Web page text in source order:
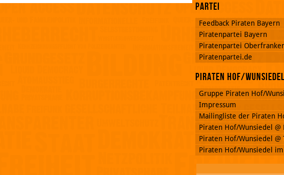
Partei
Feedback Piraten Bayern
Piratenpartei Bayern
Piratenpartei
Piratenpartei.de
Piraten Hof/
Gruppe Piraten Hof/
Impressum
Mailingliste der Piraten
Piraten Hof/Wunsiedel @
Piraten Hof/Wunsiedel @
Piraten Hof/Wunsiedel